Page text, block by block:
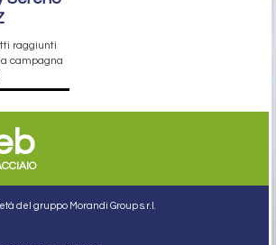
raggiunti
campagna
del gruppo Morandi Group s.r.l.